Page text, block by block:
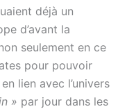
déjà un
d’avant la
seulement en ce
pour pouvoir
lien avec l’univers
» par jour dans les